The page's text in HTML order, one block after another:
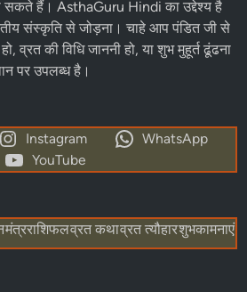
विश्वसनीय धार्मिक और आध्यात्मिक पोर्टल
आपकोहिंदू धर्म , ज्योतिष,पंचांगऔरत्योहारों से
हैं। हमारी वेबसाइट पर आपको आज का
मुहूर्त, पंचक, भद्रा, नक्षत्र, शुक्ल पक्ष और
कालाष्टमी, संकष्टी चतुर्थी, विनायक चतुर्थी,
चंद्र दर्शन की सही तिथियां और विधि पढ़
भारतीय ऋतुएं, देसी तिथि और आज की
सकते हैं। AsthaGuru Hindi का उद्देश्य है